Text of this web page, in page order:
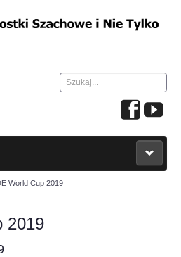
Szukaj...
World Cup 2019
2019